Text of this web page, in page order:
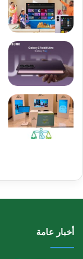
أخبار عامة